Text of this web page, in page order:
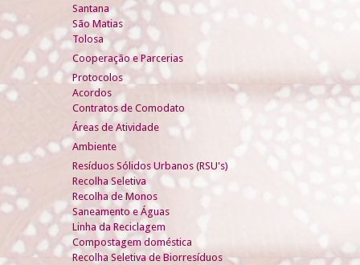
Santana
São Matias
Tolosa
Cooperação e Parcerias
Protocolos
Acordos
Contratos de Comodato
Áreas de Atividade
Ambiente
Resíduos Sólidos Urbanos (RSU's)
Recolha Seletiva
Recolha de Monos
Saneamento e Águas
Linha da Reciclagem
Compostagem doméstica
Recolha Seletiva de Biorresíduos